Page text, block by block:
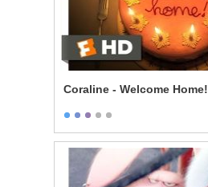
Coraline - Welcome Home!